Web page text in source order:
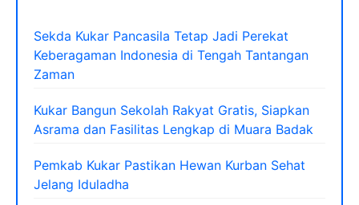
Sekda Kukar Pancasila Tetap Jadi Perekat
Keberagaman Indonesia di Tengah Tantangan
Zaman
Kukar Bangun Sekolah Rakyat Gratis, Siapkan
Asrama dan Fasilitas Lengkap di Muara Badak
Pemkab Kukar Pastikan Hewan Kurban Sehat
Jelang Iduladha